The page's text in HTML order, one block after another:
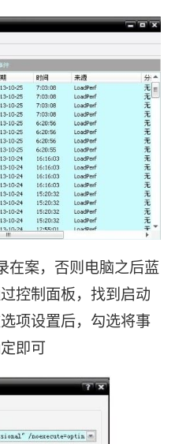
在案，否则电脑之后蓝
控制面板，找到启动
项设置后，勾选将事
即可